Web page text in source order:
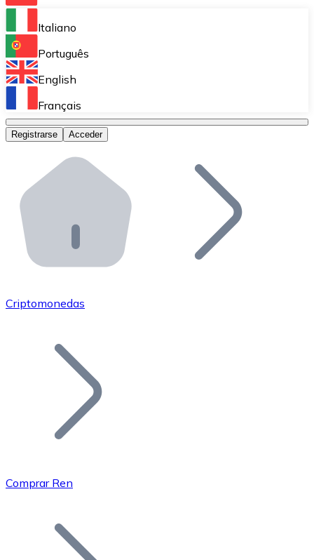
Bitnovo Ramp
Integra nuestra solución en tu plataforma.
Bitnovo Giftcards
Bitnovo OTC
Bitnovo ATM
Integra un ATM Bitnovo en tu negocio y permite que
Bitnovo API
Integra nuestra API en tu ecosistema.
Únete a nuestra red de distribuidores.
Añade tu proyecto a nuestro ecosistema.
Bitcoin
Italiano
Português
English
Français
Registrarse Acceder
Criptomonedas
Comprar Ren